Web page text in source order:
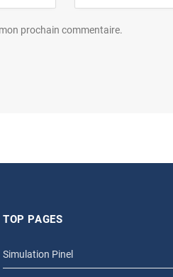
prochain commentaire.
TOP PAGES
Simulation Pinel